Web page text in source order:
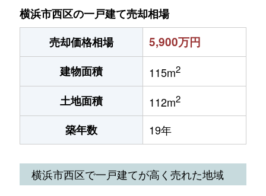
横浜市西区の一戸建て売却相場
売却価格相場
5,900万円
建物面積 115m2
土地面積 112m2
築年数 19年
横浜市西区で一戸建てが高く売れた地域